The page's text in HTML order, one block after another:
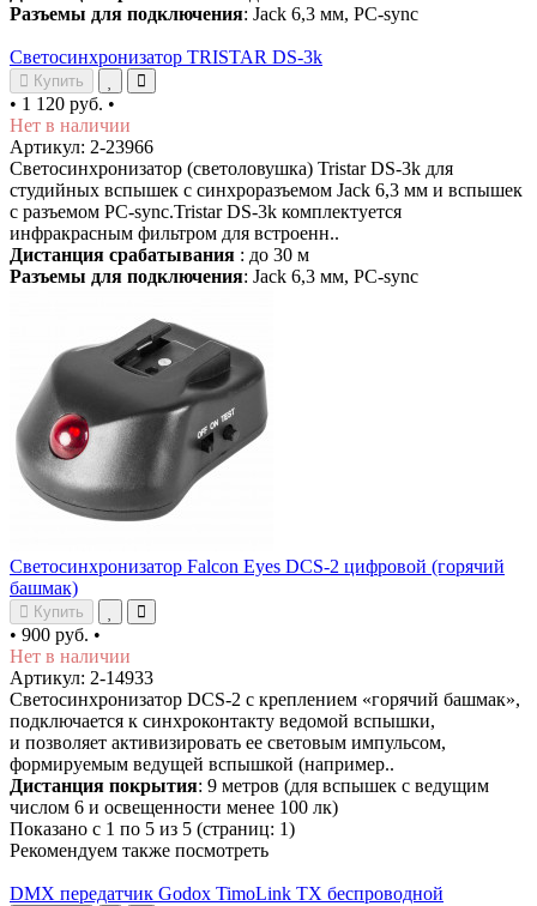
Разъемы для подключения: Jack 6,3 мм, PC-sync
Светосинхронизатор TRISTAR DS-3k
Купить
• 1 120 руб. •
Нет в наличии
Артикул: 2-23966
Светосинхронизатор (светоловушка) Tristar DS-3k для
студийных вспышек с синхроразъемом Jack 6,3 мм и вспышек
с разъемом PC-sync.Tristar DS-3k комплектуется
инфракрасным фильтром для встроенн..
Дистанция срабатывания : до 30 м
Разъемы для подключения: Jack 6,3 мм, PC-sync
Светосинхронизатор Falcon Eyes DCS-2 цифровой (горячий
башмак)
Купить
• 900 руб. •
Нет в наличии
Артикул: 2-14933
Светосинхронизатор DCS-2 с креплением «горячий башмак»,
подключается к синхроконтакту ведомой вспышки,
и позволяет активизировать ее световым импульсом,
формируемым ведущей вспышкой (например..
Дистанция покрытия: 9 метров (для вспышек c ведущим
числом 6 и освещенности менее 100 лк)
Показано с 1 по 5 из 5 (страниц: 1)
Рекомендуем также посмотреть
DMX передатчик Godox TimoLink TX беспроводной